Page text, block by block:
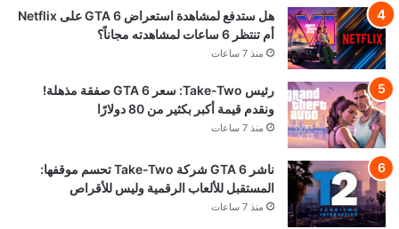
هل ستدفع لمشاهدة استعراض GTA 6 على Netflix
أم تنتظر 6 ساعات لمشاهدته مجاناً؟
منذ 7 ساعات
رئيس Take-Two: سعر GTA 6 صفقة مذهلة!
ونقدم قيمة أكبر بكثير من 80 دولارًا
منذ 7 ساعات
ناشر GTA 6 شركة Take-Two تحسم موقفها:
المستقبل للألعاب الرقمية وليس للأقراص
منذ 7 ساعات